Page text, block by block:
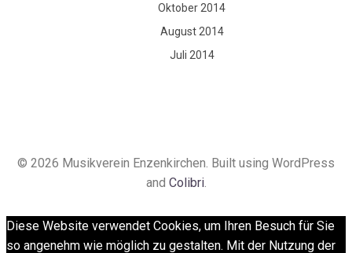
Oktober 2014
August 2014
Juli 2014
© 2026 Musikverein Enzenkirchen. Built using WordPress
and Colibri.
Diese Website verwendet Cookies, um Ihren Besuch für Sie
so angenehm wie möglich zu gestalten. Mit der Nutzung der